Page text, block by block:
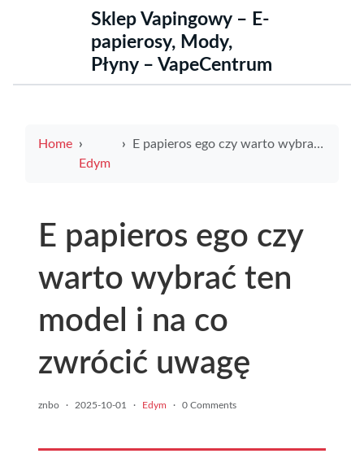
Sklep Vapingowy – E-
papierosy, Mody,
Płyny – VapeCentrum
Home
Edym
E papieros ego czy warto wybrać ten model i na co zwrócić uwagę
E papieros ego czy
warto wybrać ten
model i na co
zwrócić uwagę
znbo · 2025-10-01 · Edym · 0 Comments